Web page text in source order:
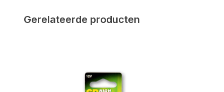
Gerelateerde producten